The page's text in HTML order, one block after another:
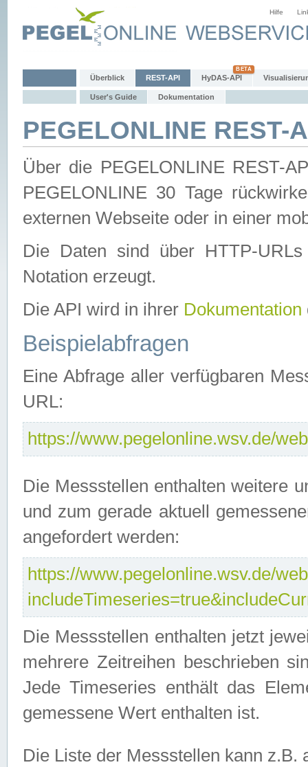
Hilfe
Überblick REST-API HyDAS-API
User's Guide Dokumentation
PEGELONLINE REST-
Über die PEGELONLINE REST-
PEGELONLINE 30 Tage
externen Webseite oder in einer
Die Daten sind über HTTP-
Notation erzeugt.
Die API wird in ihrer Dokumentation
Beispielabfragen
Eine Abfrage aller verfügbaren
URL:
https://www.pegelonline.wsv.de/
Die Messstellen enthalten weitere
und zum gerade aktuell
angefordert werden:
https://www.pegelonline.wsv.de/
Die Messstellen enthalten jetzt
mehrere Zeitreihen beschrieben
Jede Timeseries enthält das
gemessene Wert enthalten ist.
Die Liste der Messstellen kann